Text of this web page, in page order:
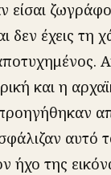
δεν έχεις τη
και η
αυτό
ήχο της